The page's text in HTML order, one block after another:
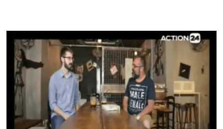
ΠΑΓΚΟΣΜΙΟΠΟΙΗΜΈΝΗ